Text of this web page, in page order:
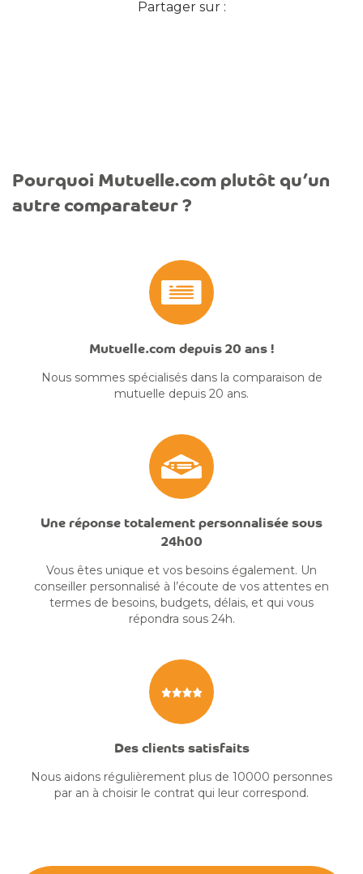
Partager sur :
Pourquoi Mutuelle.com plutôt qu’un
autre comparateur ?
Mutuelle.com depuis 20 ans !
Nous sommes spécialisés dans la comparaison de
mutuelle depuis 20 ans.
Une réponse totalement personnalisée sous
24h00
Vous êtes unique et vos besoins également. Un
conseiller personnalisé à l’écoute de vos attentes en
termes de besoins, budgets, délais, et qui vous
répondra sous 24h.
Des clients satisfaits
Nous aidons régulièrement plus de 10000 personnes
par an à choisir le contrat qui leur correspond.